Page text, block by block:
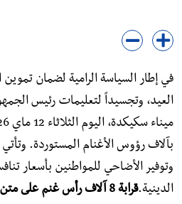
في إطار السياسة الرامية لضمان
العيد، وتجسيداً لتعليمات رئيس
بآلاف رؤوس الأغنام المستوردة.
وتوفير الأضاحي للمواطنين بأسعار
الدينية.قرابة 8 آلاف رأس غنم على متن الباخرة “Mariona”